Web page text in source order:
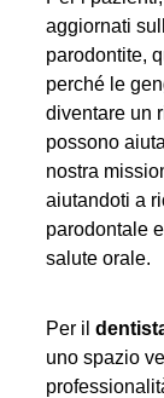
aggiornati
parodontite,
perché le
diventare un
possono
nostra
aiutandoti a
parodontale
salute orale.
Per il
uno spazio